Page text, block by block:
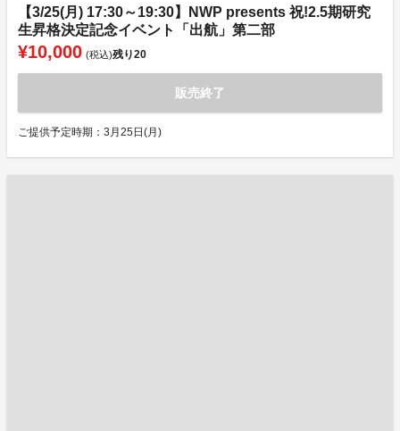
【3/25(月) 17:30～19:30】NWP presents 祝!2.5期研究
生昇格決定記念イベント「出航」第二部
¥10,000 (税込)残り20
販売終了
ご提供予定時期：3月25日(月)